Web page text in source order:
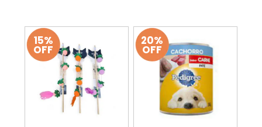
15%
OFF
20%
OFF